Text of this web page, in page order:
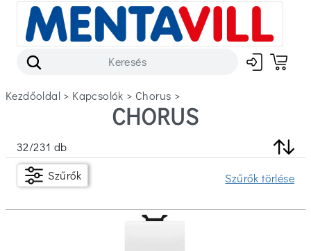
Kezdőoldal> kapcsolók > chorus >
Készleten
Ár
CHORUS
32/231 db
Szűrők
Szűrők törlése